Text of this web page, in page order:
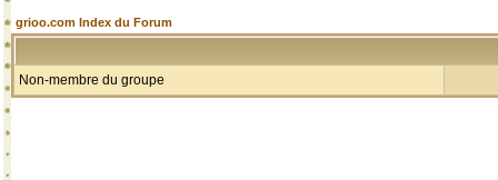
grioo.com Index du Forum
Non-membre du groupe